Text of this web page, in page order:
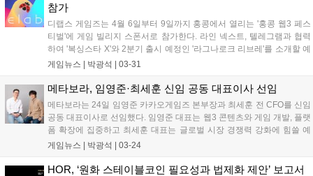
참가
디랩스 게임즈는 4월 6일부터 9일까지 홍콩에서 열리는 '홍콩 웹3 페스
티벌'에 게임 빌리지 스폰서로 참가한다. 라인 넥스트, 텔레그램과 협력
하여 '복싱스타 X'와 2분기 출시 예정인 '라그나로크 리브레'를 소개할 예
정이다. 권다희 디렉터는 웹3 게임파이 발전 방향을 제시하며, 이 행사에
게임뉴스 | 박광석 | 03-31
메타보라, 임영준·최세훈 신임 공동 대표이사 선임
메타보라는 24일 임영준 카카오게임즈 본부장과 최세훈 전 CFO를 신임
공동 대표이사로 선임했다. 임영준 대표는 웹3 콘텐츠와 게임 개발, 플랫
폼 확장에 집중하고 최세훈 대표는 글로벌 시장 경쟁력 강화에 힘쓸 예
정이다. 임영준 대표는 파트너십 확장 및 서비스 강화를 통해 경쟁력 증
경쟁력 강화를 위해 노력하겠다고 말했다....
게임뉴스 | 박광석 | 03-24
HOR, ‘원화 스테이블코인 필요성과 법제화 제안’ 보고서